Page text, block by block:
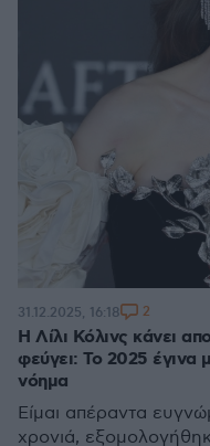
Η Λίλι Κόλινς κάνει
φεύγει: Το 2025 έγινα
νόημα
Είμαι απέραντα
χρονιά,
31.12.2025, 16:18 2